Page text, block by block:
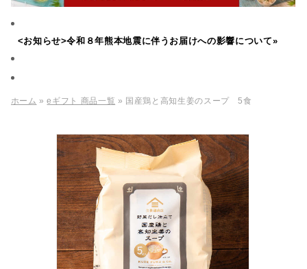
<お知らせ>令和８年熊本地震に伴うお届けへの影響について»
ホーム »eギフト 商品一覧 » 国産鶏と高知生姜のスープ 5食